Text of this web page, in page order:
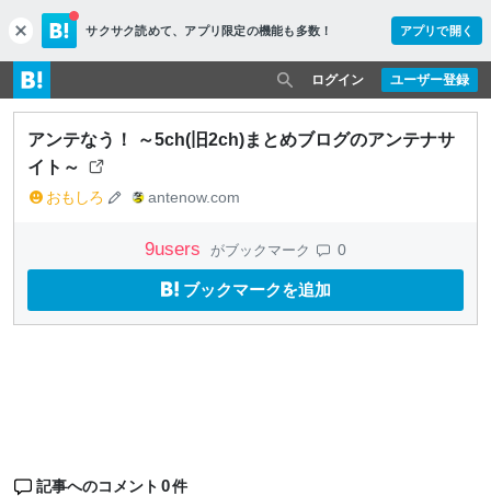
c
l
o
s
e
サクサク読めて、 アプリ限定の機能も多数！ アプリで開く
ユーザー登録
ログイン
アンテなう！ ～5ch(旧2ch)まとめブログのアンテナサ
イト～
おもしろ antenow.com
9users がブックマーク 0
ブックマークを追加
記事へのコメント 0件